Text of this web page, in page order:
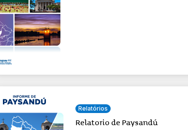
Relatórios
Relatorio de Paysandú